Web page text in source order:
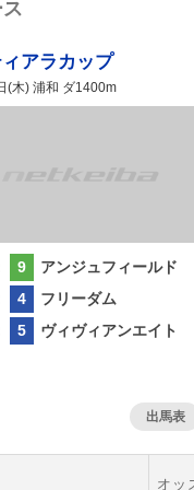
ィアラカップ
(木) 浦和 ダ1400m
9 アンジュフィールド
4 フリーダム
5 ヴィヴィアンエイト
出馬表
オッ